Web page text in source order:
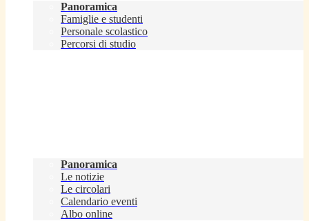
Panoramica
Famiglie e studenti
Personale scolastico
Percorsi di studio
Panoramica
Le notizie
Le circolari
Calendario eventi
Albo online